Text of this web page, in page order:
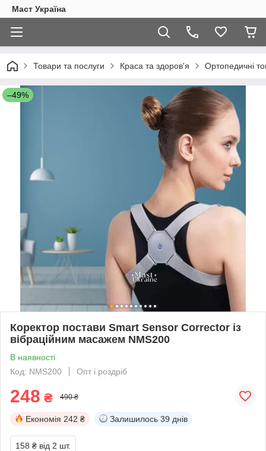
Маст Україна
Товари та послуги Краса та здоров'я Ортопедичні
–49%
Коректор постави Smart Sensor Corrector із
вібраційним масажем NMS200
В наявності
Код: NMS200
Опт і роздріб
248 ₴ 490 ₴
Економія 242 ₴ Залишилось 39 днів
158 ₴ від 2 шт.